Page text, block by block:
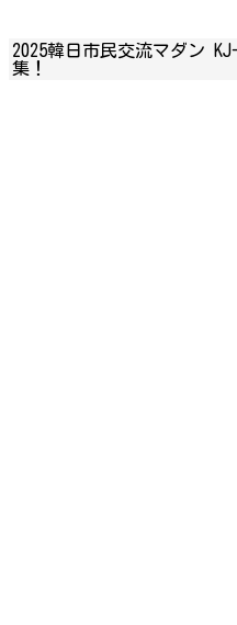
2025韓日市民交流マダン
集！